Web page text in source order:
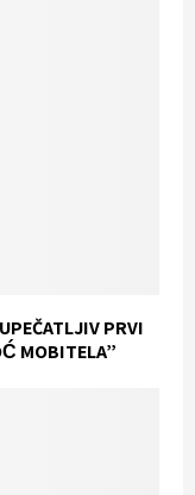
PRVI
MOBITELA”